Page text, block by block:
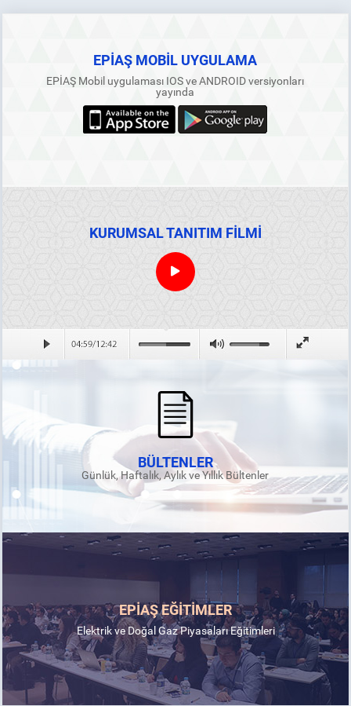
EPİAŞ MOBİL UYGULAMA
EPİAŞ Mobil uygulaması IOS ve ANDROID versiyonları
yayında
KURUMSAL TANITIM FİLMİ
BÜLTENLER
Günlük, Haftalık, Aylık ve Yıllık Bültenler
EPİAŞ EĞİTİMLER
Elektrik ve Doğal Gaz Piyasaları Eğitimleri